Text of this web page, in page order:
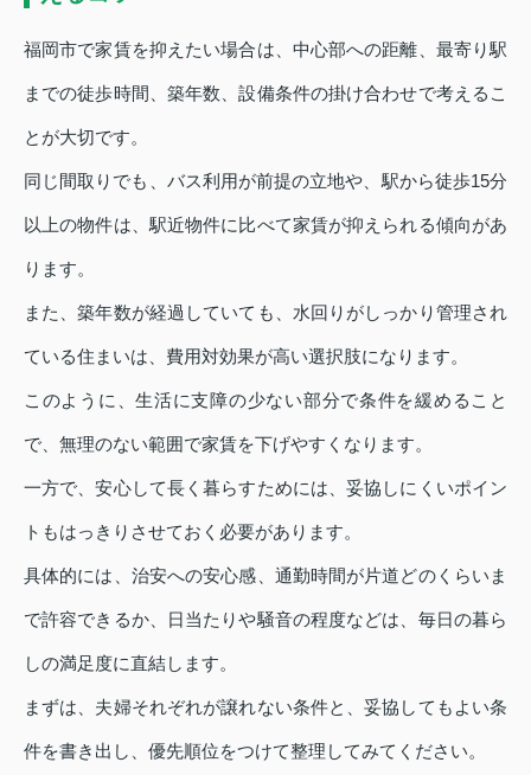
福岡市で家賃を抑えたい場合は、中心部への距離、最寄り駅
までの徒歩時間、築年数、設備条件の掛け合わせで考えるこ
とが大切です。
同じ間取りでも、バス利用が前提の立地や、駅から徒歩15分
以上の物件は、駅近物件に比べて家賃が抑えられる傾向があ
ります。
また、築年数が経過していても、水回りがしっかり管理され
ている住まいは、費用対効果が高い選択肢になります。
このように、生活に支障の少ない部分で条件を緩めること
で、無理のない範囲で家賃を下げやすくなります。
一方で、安心して長く暮らすためには、妥協しにくいポイン
トもはっきりさせておく必要があります。
具体的には、治安への安心感、通勤時間が片道どのくらいま
で許容できるか、日当たりや騒音の程度などは、毎日の暮ら
しの満足度に直結します。
まずは、夫婦それぞれが譲れない条件と、妥協してもよい条
件を書き出し、優先順位をつけて整理してみてください。